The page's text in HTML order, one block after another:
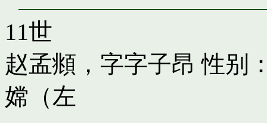
11世
赵孟頫，字字子昂 性别
嫦（左